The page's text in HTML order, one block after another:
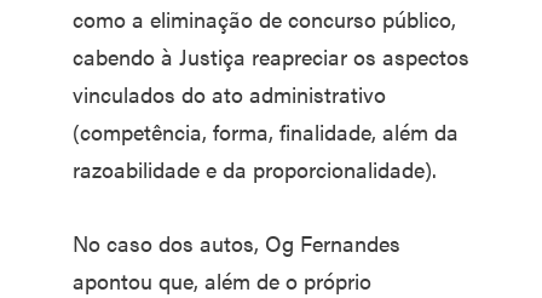
como a eliminação de concurso público,
cabendo à Justiça reapreciar os aspectos
vinculados do ato administrativo
(competência, forma, finalidade, além da
razoabilidade e da proporcionalidade).
No caso dos autos, Og Fernandes
apontou que, além de o próprio